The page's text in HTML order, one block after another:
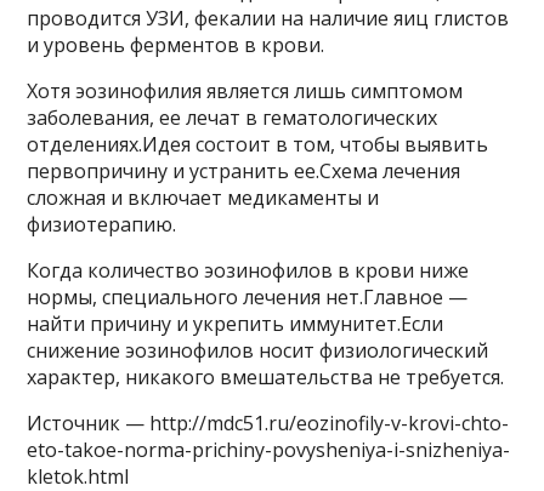
проводится УЗИ, фекалии на наличие яиц глистов
и уровень ферментов в крови.
Хотя эозинофилия является лишь симптомом
заболевания, ее лечат в гематологических
отделениях.Идея состоит в том, чтобы выявить
первопричину и устранить ее.Схема лечения
сложная и включает медикаменты и
физиотерапию.
Когда количество эозинофилов в крови ниже
нормы, специального лечения нет.Главное —
найти причину и укрепить иммунитет.Если
снижение эозинофилов носит физиологический
характер, никакого вмешательства не требуется.
Источник — http://mdc51.ru/eozinofily-v-krovi-chto-
eto-takoe-norma-prichiny-povysheniya-i-snizheniya-
kletok.html